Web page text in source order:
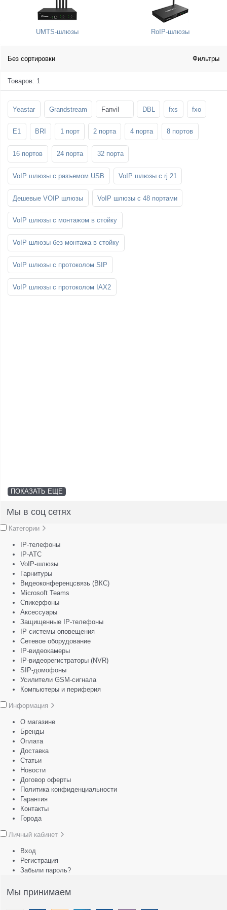
UMTS-шлюзы RoIP-шлюзы
Без сортировки Фильтры
Товаров: 1
Yeastar Grandstream Fanvil DBL fxs fxo
E1 BRI 1 порт 2 порта 4 порта 8 портов
16 портов 24 порта 32 порта
VoIP шлюзы с разъемом USB VoIP шлюзы с rj 21
Дешевые VOIP шлюзы VoIP шлюзы с 48 портами
VoIP шлюзы с монтажом в стойку
VoIP шлюзы без монтажа в стойку
VoIP шлюзы с протоколом SIP
VoIP шлюзы с протоколом IAX2
ПОКАЗАТЬ ЕЩЕ
Мы в соц сетях
Категории
IP-телефоны
IP-АТС
VoIP-шлюзы
Гарнитуры
Видеоконференцсвязь (ВКС)
Microsoft Teams
Спикерфоны
Аксессуары
Защищенные IP-телефоны
IP системы оповещения
Сетевое оборудование
IP-видеокамеры
IP-видеорегистраторы (NVR)
SIP-домофоны
Усилители GSM-сигнала
Компьютеры и периферия
Информация
О магазине
Бренды
Оплата
Доставка
Статьи
Новости
Договор оферты
Политика конфиденциальности
Гарантия
Контакты
Города
Личный кабинет
Вход
Регистрация
Забыли пароль?
Мы принимаем
Стойки и крепления для панелей и
телевизоров
Шахтные телефоны
SFP-модули
3G/4G LTE и ADSL модемы
Мобильные телефоны